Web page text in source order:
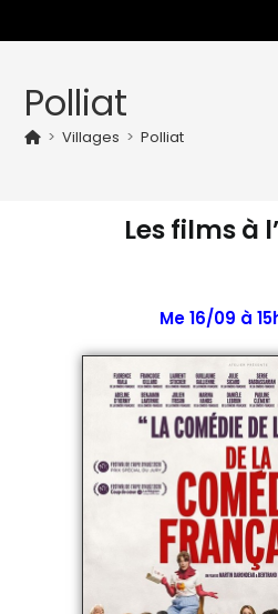
Polliat
> Villages > Polliat
Les films à
Me 16/09 à